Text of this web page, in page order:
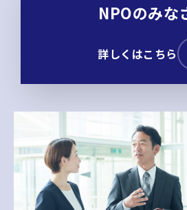
NPOのみな
詳しくはこちら